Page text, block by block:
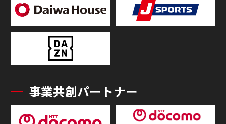
事業共創パートナー